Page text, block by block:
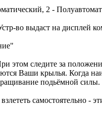
2 -
во выдаст на дисплей
этом следите за
Ваши крылья. Когда
подьёмной силы.
самостоятельно -